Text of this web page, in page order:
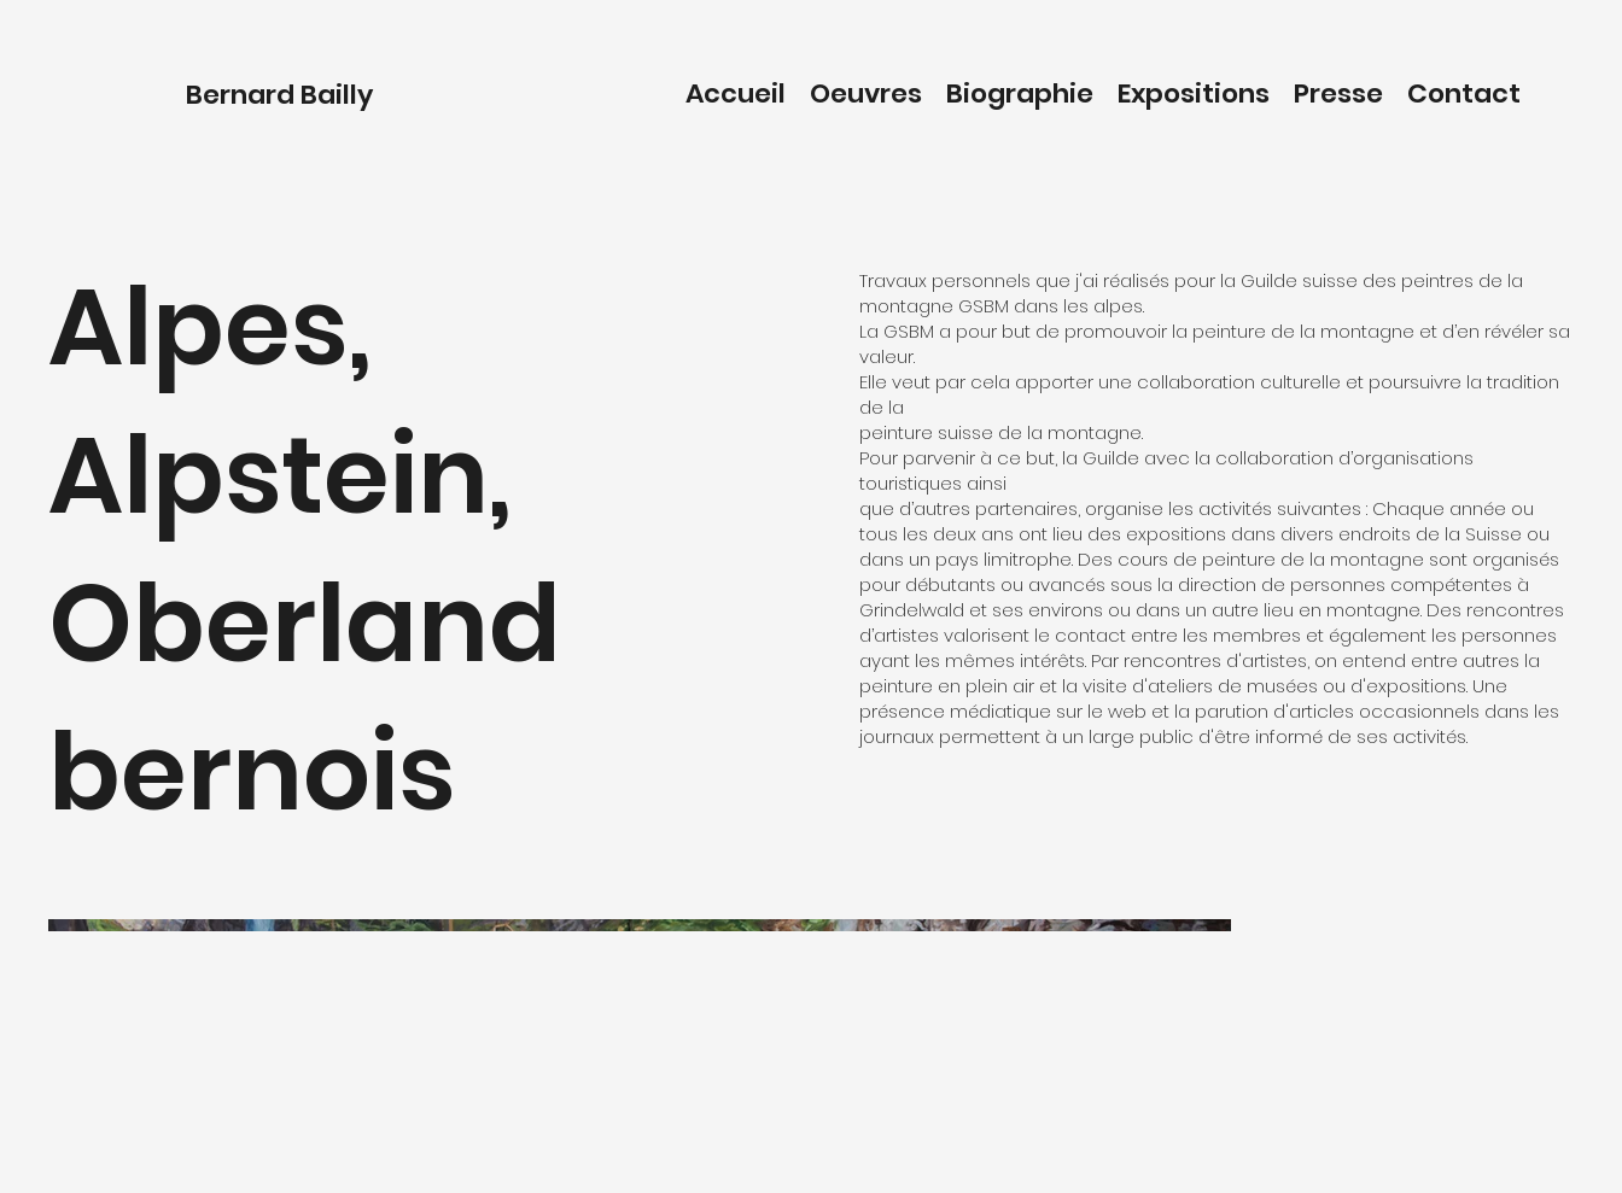
Bernard Bailly Accueil Oeuvres Biographie Expositions Presse Contact
Alpes,
Alpstein,
Oberland
bernois
Travaux personnels que j'ai réalisés pour la Guilde suisse des peintres de la
montagne GSBM dans les alpes.
La GSBM a pour but de promouvoir la peinture de la montagne et d’en révéler sa
valeur.
Elle veut par cela apporter une collaboration culturelle et poursuivre la tradition
de la
peinture suisse de la montagne.
Pour parvenir à ce but, la Guilde avec la collaboration d’organisations
touristiques ainsi
que d’autres partenaires, organise les activités suivantes : Chaque année ou
tous les deux ans ont lieu des expositions dans divers endroits de la Suisse ou
dans un pays limitrophe. Des cours de peinture de la montagne sont organisés
pour débutants ou avancés sous la direction de personnes compétentes à
Grindelwald et ses environs ou dans un autre lieu en montagne. Des rencontres
d’artistes valorisent le contact entre les membres et également les personnes
ayant les mêmes intérêts. Par rencontres d'artistes, on entend entre autres la
peinture en plein air et la visite d'ateliers de musées ou d'expositions. Une
présence médiatique sur le web et la parution d'articles occasionnels dans les
journaux permettent à un large public d'être informé de ses activités.